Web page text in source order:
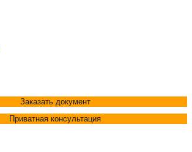
Заказать документ
Приватная консультация